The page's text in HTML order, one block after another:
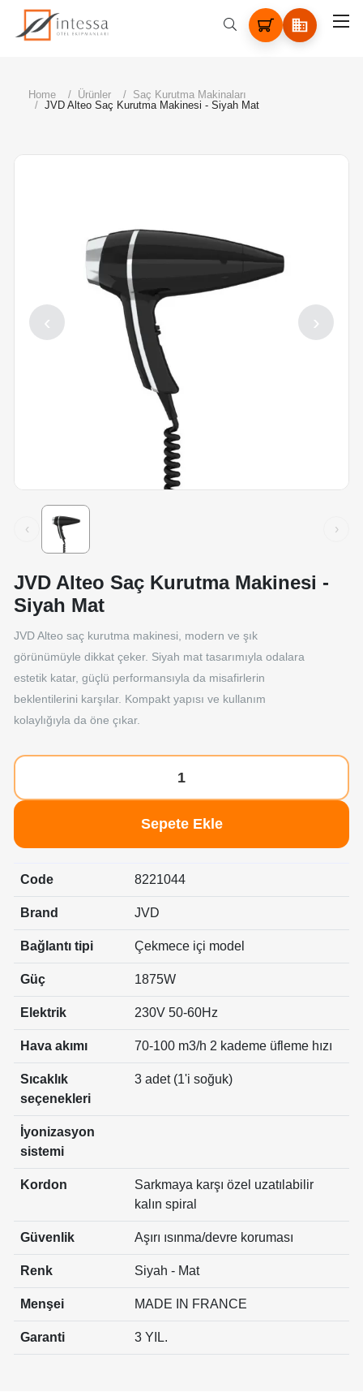
Home Ürünler
Saç Kurutma Makinaları
JVD Alteo Saç Kurutma Makinesi - Siyah Mat
‹ ›
‹ ›
JVD Alteo Saç Kurutma Makinesi -
Siyah Mat
JVD Alteo saç kurutma makinesi, modern ve şık
görünümüyle dikkat çeker. Siyah mat tasarımıyla odalara
estetik katar, güçlü performansıyla da misafirlerin
beklentilerini karşılar. Kompakt yapısı ve kullanım
kolaylığıyla da öne çıkar.
Sepete Ekle
Code 8221044
Brand JVD
Bağlantı tipi Çekmece içi model
Güç 1875W
Elektrik 230V 50-60Hz
Hava akımı 70-100 m3/h 2 kademe üfleme hızı
Sıcaklık
seçenekleri
3 adet (1'i soğuk)
İyonizasyon
sistemi
Kordon
Sarkmaya karşı özel uzatılabilir
kalın spiral
Güvenlik Aşırı ısınma/devre koruması
Renk Siyah - Mat
Menşei MADE IN FRANCE
Garanti 3 YIL.